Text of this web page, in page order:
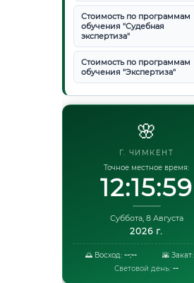
Стоимость по программам
обучения "Судебная
экспертиза"
Стоимость по программам
обучения "Экспертиза"
🌸
Г. ЧИМКЕНТ
Точное местное время:
12:16:00
Суббота, 8 Августа
2026 г.
🌅 Восход: --:-- 🌇 Закат:
Световой день: --